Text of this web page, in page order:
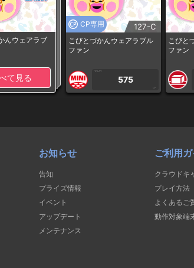
んウェアラブ
て見る
CP専用 127-C
こびとづかんウェアラブル
ファン
1PLAY
575
CP
こびと
ファン
お知らせ
告知
プライズ情報
イベント
アップデート
メンテナンス
ご利用
クラウドキ
プレイ方法
よくあるご
動作対象端